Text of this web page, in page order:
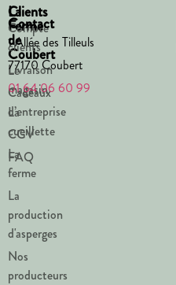
La
Ferme
de
Coubert
Le
magasin
La
cueillette
La
ferme
La
production
d'asperges
Nos
producteurs
Clients
Compte
clients
Livraison
Cadeaux
d’entreprise
CGV
FAQ
Contact
1 Allée des Tilleuls
77170 Coubert
01 64 06 60 99